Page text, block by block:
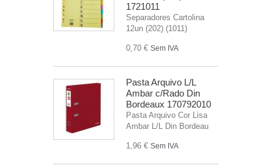
1721011
Separadores Cartolina
12un (202) (1011)
0,70 € Sem IVA
Pasta Arquivo L/L
Ambar c/Rado Din
Bordeaux 170792010
Pasta Arquivo Cor Lisa
Ambar L/L Din Bordeau
1,96 € Sem IVA